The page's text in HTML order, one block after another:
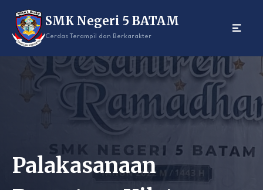
content
SMK Negeri 5 BATAM
Cerdas Terampil dan Berkarakter
Palakasanaan